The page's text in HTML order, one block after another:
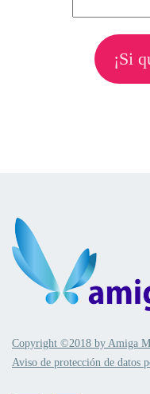
¡Si
Copyright ©2018 by Amiga
Aviso de protección de datos